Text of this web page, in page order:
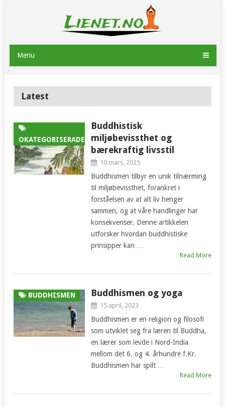
Menu
Latest
OKATEGORISERADE
Buddhistisk
miljøbevissthet og
bærekraftig livsstil
10 mars, 2025
Buddhismen tilbyr en unik tilnærming
til miljøbevissthet, forankret i
forståelsen av at alt liv henger
sammen, og at våre handlinger har
konsekvenser. Denne artikkelen
utforsker hvordan buddhistiske
prinsipper kan …
Read More
BUDDHISMEN Buddhismen og yoga
15 april, 2023
Buddhismen er en religion og filosofi
som utviklet seg fra læren til Buddha,
en lærer som levde i Nord-India
mellom det 6. og 4. århundre f.Kr.
Buddhismen har spilt …
Read More